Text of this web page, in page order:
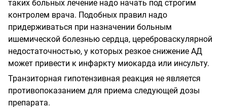
таких больных лечение надо начать под строгим
контролем врача. Подобных правил надо
придерживаться при назначении больным
ишемической болезнью сердца, цереброваскулярной
недостаточностью, у которых резкое снижение АД
может привести к инфаркту миокарда или инсульту.
Транзиторная гипотензивная реакция не является
противопоказанием для приема следующей дозы
препарата.